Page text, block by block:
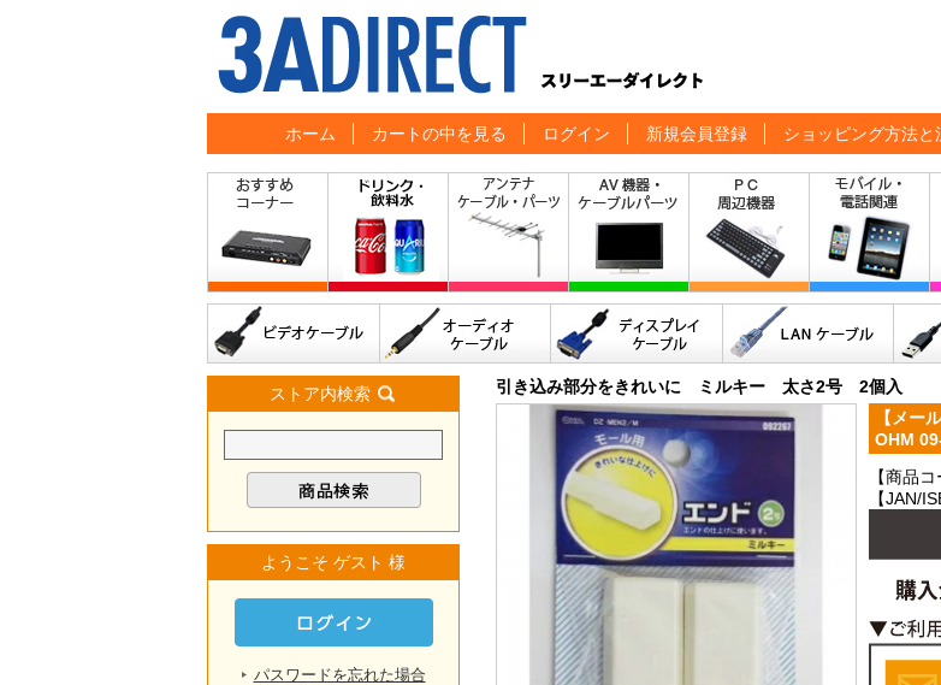
ホーム カートの中を見る ログイン 新規会員登録 ショッピング方法と
ストア内検索
ようこそ ゲスト 様
パスワードを忘れた場合
引き込み部分をきれいに ミルキー 太さ2号 2個入
【メー
OHM
【商品
【JAN/